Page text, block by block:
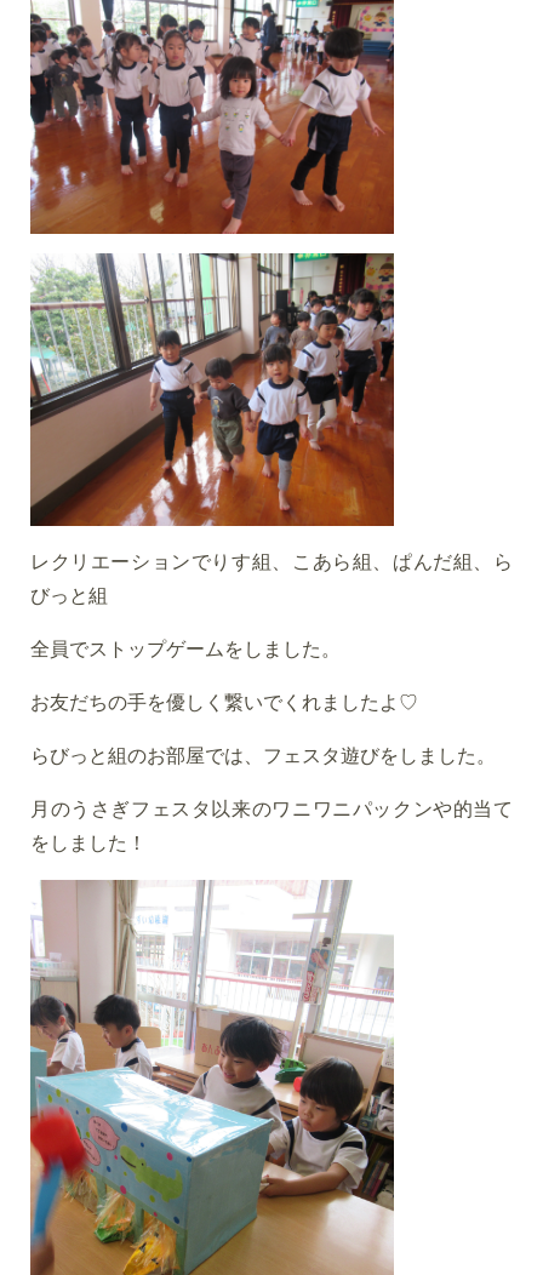
レクリエーションでりす組、こあら組、ぱんだ組、ら
びっと組
全員でストップゲームをしました。
お友だちの手を優しく繋いでくれましたよ♡
らびっと組のお部屋では、フェスタ遊びをしました。
月のうさぎフェスタ以来のワニワニパックンや的当て
をしました！